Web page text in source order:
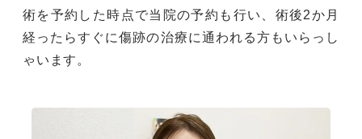
術を予約した時点で当院の予約も行い、術後2か月
経ったらすぐに傷跡の治療に通われる方もいらっし
ゃいます。